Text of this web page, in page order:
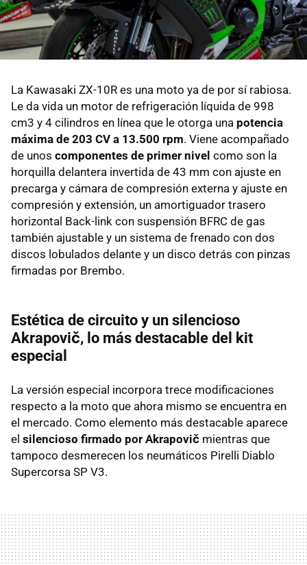
La Kawasaki ZX-10R es una moto ya de por sí rabiosa.
Le da vida un motor de refrigeración líquida de 998
cm3 y 4 cilindros en línea que le otorga una potencia
máxima de 203 CV a 13.500 rpm. Viene acompañado
de unos componentes de primer nivel como son la
horquilla delantera invertida de 43 mm con ajuste en
precarga y cámara de compresión externa y ajuste en
compresión y extensión, un amortiguador trasero
horizontal Back-link con suspensión BFRC de gas
también ajustable y un sistema de frenado con dos
discos lobulados delante y un disco detrás con pinzas
firmadas por Brembo.
Estética de circuito y un silencioso
Akrapovič, lo más destacable del kit
especial
La versión especial incorpora trece modificaciones
respecto a la moto que ahora mismo se encuentra en
el mercado. Como elemento más destacable aparece
el silencioso firmado por Akrapovič mientras que
tampoco desmerecen los neumáticos Pirelli Diablo
Supercorsa SP V3.